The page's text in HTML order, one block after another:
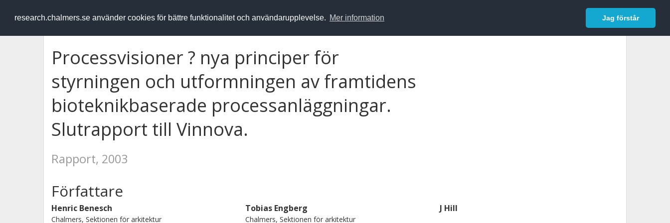
research.chalmers.se använder cookies för bättre funktionalitet och användarupplevelse. Mer information Jag förstår
RESEARCH.chalmers.se Logga in
Processvisioner ? nya principer för
styrningen och utformningen av framtidens
bioteknikbaserade processanläggningar.
Slutrapport till Vinnova.
Rapport, 2003
Författare
Henric Benesch
Chalmers, Sektionen för arkitektur
Tobias Engberg
Chalmers, Sektionen för arkitektur
J Hill